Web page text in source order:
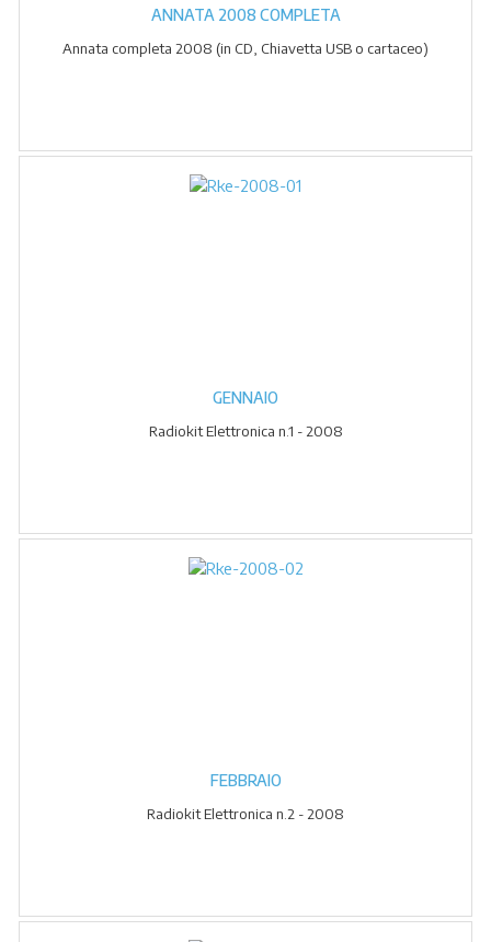
ANNATA 2008 COMPLETA
Annata completa 2008 (in CD, Chiavetta USB o cartaceo)
GENNAIO
Radiokit Elettronica n.1 - 2008
FEBBRAIO
Radiokit Elettronica n.2 - 2008